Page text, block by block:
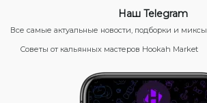
Наш Telegram
Все самые актуальные новости, подборки и миксы
Советы от кальянных мастеров Hookah Market